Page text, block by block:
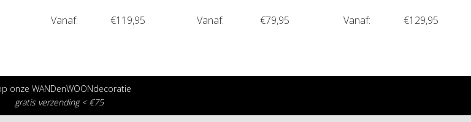
Vanaf: €119,95 Vanaf: €79,95 Vanaf: €129,95
onze WANDenWOONdecoratie
gratis verzending < €75